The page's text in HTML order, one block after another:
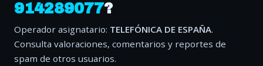
914289077?
Operador asignatario: TELEFÓNICA DE ESPAÑA.
Consulta valoraciones, comentarios y reportes de
spam de otros usuarios.